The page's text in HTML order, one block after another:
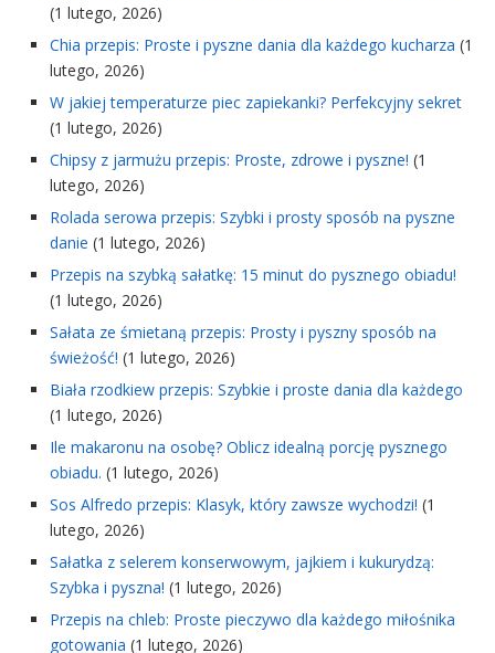
(1 lutego, 2026)
Chia przepis: Proste i pyszne dania dla każdego kucharza (1
lutego, 2026)
W jakiej temperaturze piec zapiekanki? Perfekcyjny sekret
(1 lutego, 2026)
Chipsy z jarmużu przepis: Proste, zdrowe i pyszne! (1
lutego, 2026)
Rolada serowa przepis: Szybki i prosty sposób na pyszne
danie (1 lutego, 2026)
Przepis na szybką sałatkę: 15 minut do pysznego obiadu!
(1 lutego, 2026)
Sałata ze śmietaną przepis: Prosty i pyszny sposób na
świeżość! (1 lutego, 2026)
Biała rzodkiew przepis: Szybkie i proste dania dla każdego
(1 lutego, 2026)
Ile makaronu na osobę? Oblicz idealną porcję pysznego
obiadu. (1 lutego, 2026)
Sos Alfredo przepis: Klasyk, który zawsze wychodzi! (1
lutego, 2026)
Sałatka z selerem konserwowym, jajkiem i kukurydzą:
Szybka i pyszna! (1 lutego, 2026)
Przepis na chleb: Proste pieczywo dla każdego miłośnika
gotowania (1 lutego, 2026)